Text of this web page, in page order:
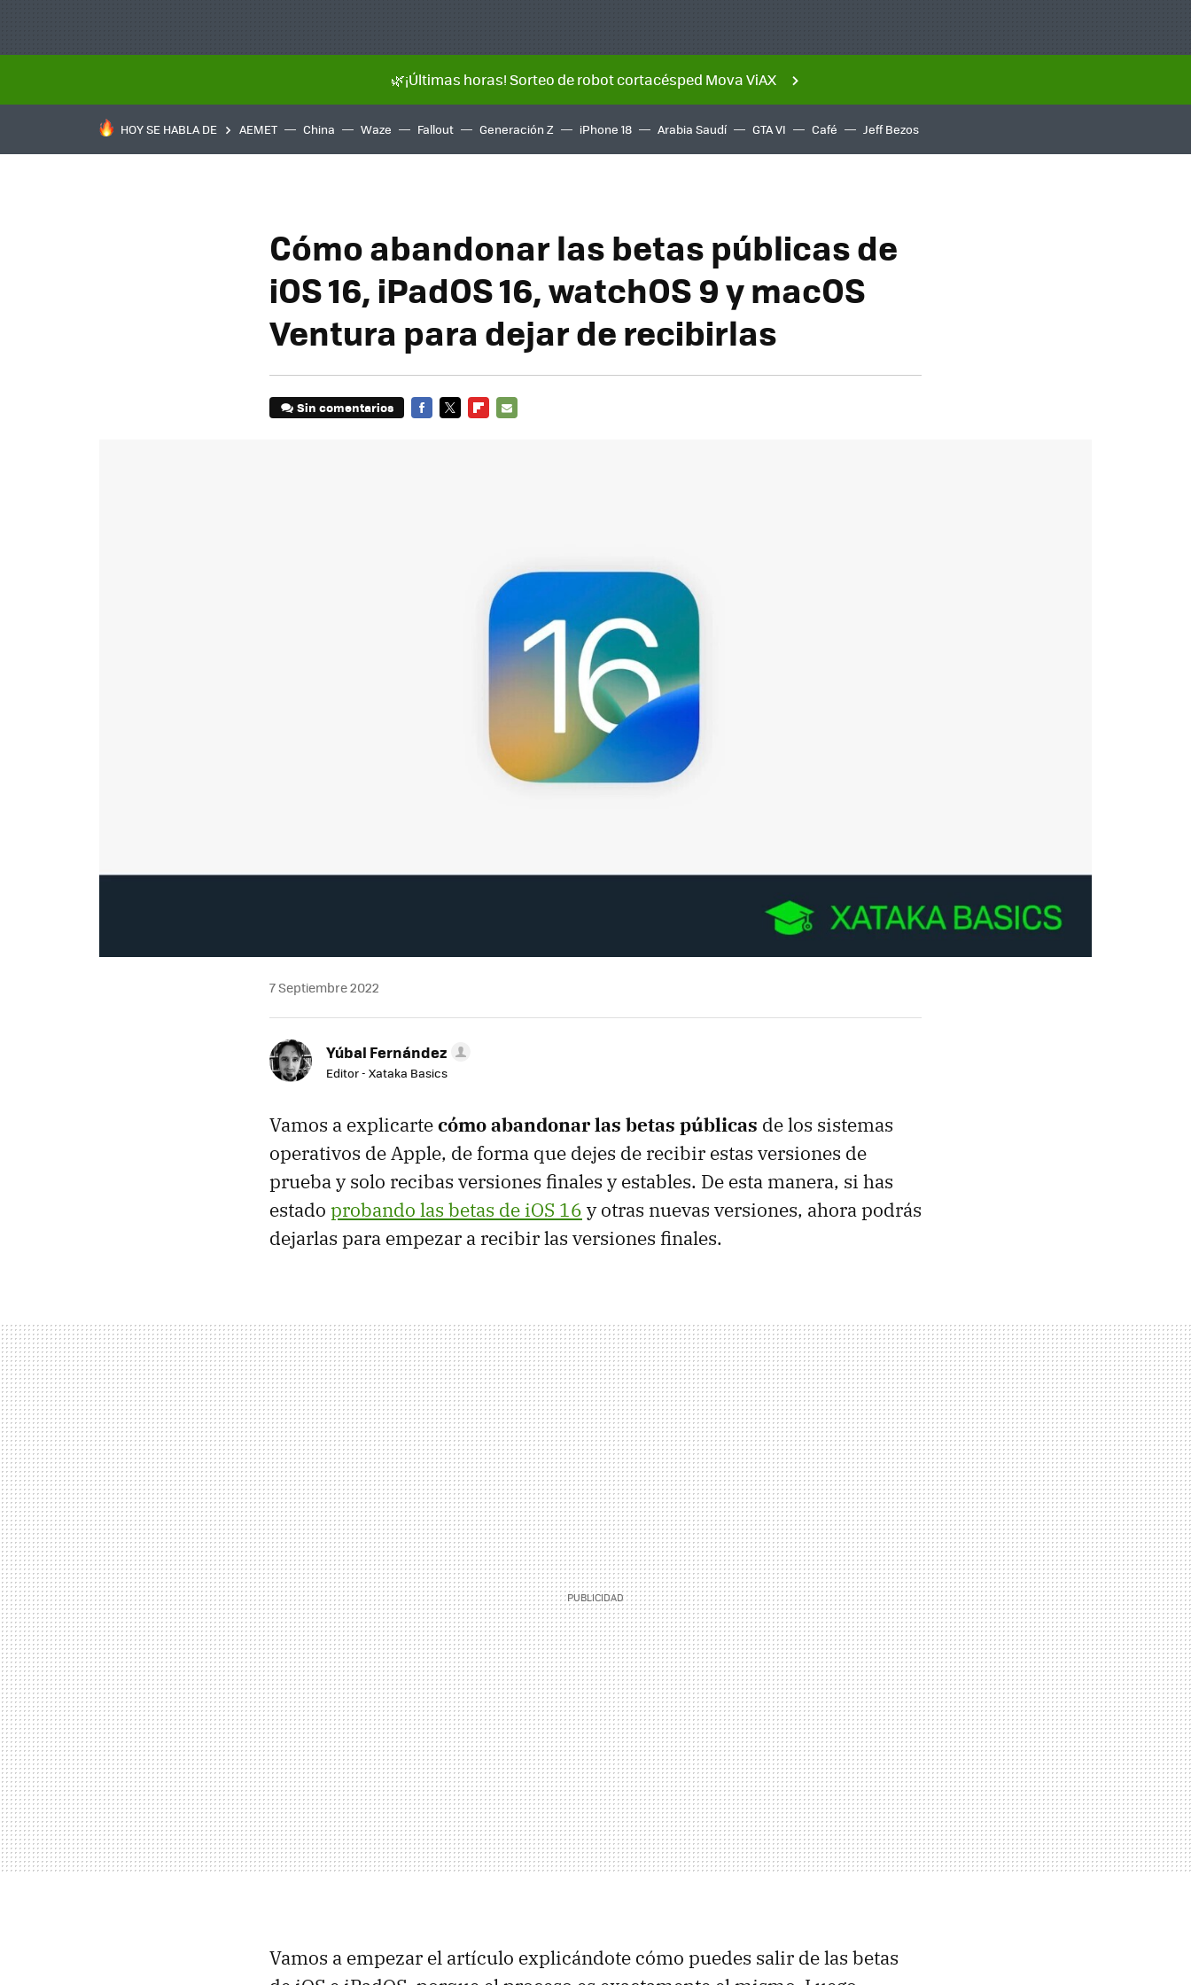
🌿¡Últimas horas! Sorteo de robot cortacésped Mova ViAX
HOY SE HABLA DE AEMET China Waze Fallout Generación Z iPhone 18 Arabia Saudí GTA VI Café Jeff Bezos
Cómo abandonar las betas públicas de
iOS 16, iPadOS 16, watchOS 9 y macOS
Ventura para dejar de recibirlas
Sin comentarios
7 Septiembre 2022
Yúbal Fernández
Editor - Xataka Basics
Vamos a explicartecómo abandonar las betas públicas de los sistemas
operativos de Apple, de forma que dejes de recibir estas versiones de
prueba y solo recibas versiones finales y estables. De esta manera, si has
estado probando las betas de iOS 16 y otras nuevas versiones, ahora podrás
dejarlas para empezar a recibir las versiones finales.
Vamos a empezar el artículo explicándote cómo puedes salir de las betas